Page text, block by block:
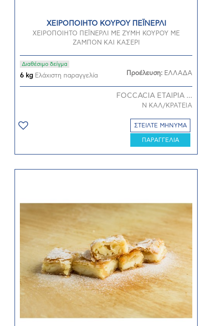
ΧΕΙΡΟΠΟΙΗΤΟ ΚΟΥΡΟΥ ΠΕΪΝΕΡΛΙ
ΧΕΙΡΟΠΟΙΗΤΟ ΠΕΪΝΕΡΛΙ ΜΕ ΖΥΜΗ ΚΟΥΡΟΥ ΜΕ
ΖΑΜΠΟΝ ΚΑΙ ΚΑΣΕΡΙ
Διαθέσιμο δείγμα
6 kg Ελάχιστη παραγγελία Προέλευση: ΕΛΛΑΔΑ
FOCCACIA ΕΤΑΙΡΙΑ ...
Ν ΚΑΛ/ΚΡΑΤΕΙΑ
ΣΤΕΙΛΤΕ ΜΗΝΥΜΑ
ΠΑΡΑΓΓΕΛΙΑ